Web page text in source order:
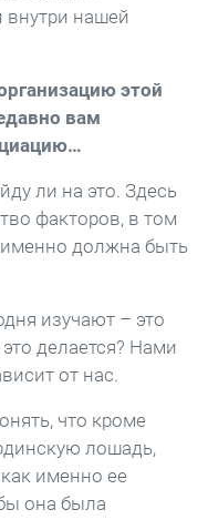
внутри нашей
этой
вам
ли на это. Здесь
факторов, в том
именно должна быть
изучают – это
делается? Нами
от нас.
что кроме
лошадь,
именно ее
она была